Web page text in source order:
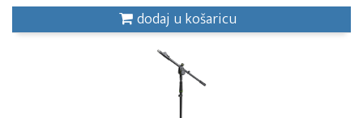
dodaj u košaricu